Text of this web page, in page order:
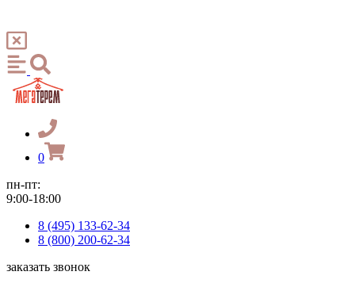
0
пн-пт:
9:00-18:00
8 (495) 133-62-34
8 (800) 200-62-34
заказать звонок